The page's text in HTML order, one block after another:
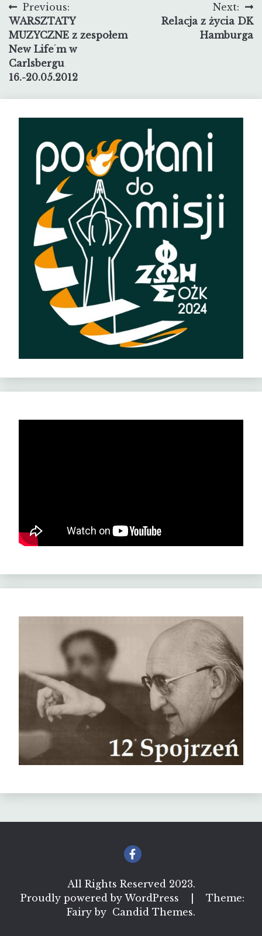
Nawigacja
wpisu
Previous:
WARSZTATY
MUZYCZNE z zespołem
New Life ́m w
Carlsbergu
16.-20.05.2012
Next:
Relacja z życia DK
Hamburga
All Rights Reserved 2023.
Proudly powered by WordPress
Theme:
Fairy by Candid Themes.